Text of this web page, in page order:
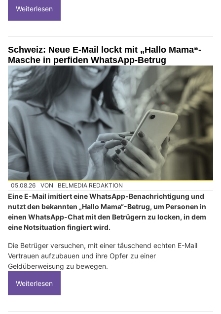
Weiterlesen
Schweiz: Neue E-Mail lockt mit „Hallo Mama“-
Masche in perfiden WhatsApp-Betrug
05.08.26 VON BELMEDIA REDAKTION
Eine E-Mail imitiert eine WhatsApp-Benachrichtigung und
nutzt den bekannten „Hallo Mama“-Betrug, um Personen in
einen WhatsApp-Chat mit den Betrügern zu locken, in dem
eine Notsituation fingiert wird.
Die Betrüger versuchen, mit einer täuschend echten E-Mail
Vertrauen aufzubauen und ihre Opfer zu einer
Geldüberweisung zu bewegen.
Weiterlesen